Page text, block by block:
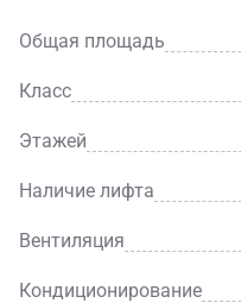
Общая площадь
Класс
Этажей
Наличие лифта
Вентиляция
Кондиционирование